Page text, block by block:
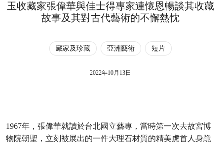
玉收藏家張偉華與佳士得專家連懷恩暢談其收藏
故事及其對古代藝術的不懈熱忱
藏家及珍藏 亞洲藝術 短片
2022年10月13日
1967年，張偉華就讀於台北國立藝專，當時第一次去故宮博
物院朝聖，立刻被展出的一件大理石材質的精美虎首人身跪